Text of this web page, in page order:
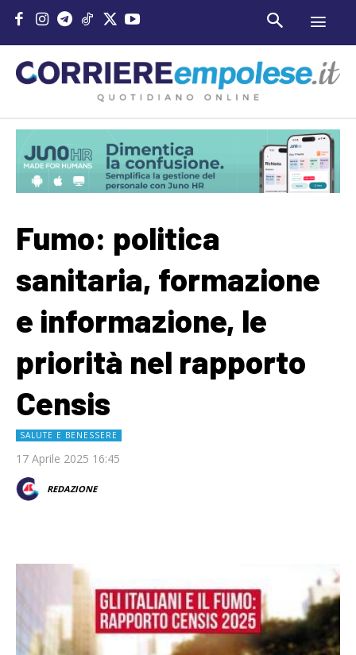
Fumo: politica
sanitaria, formazione
e informazione, le
priorità nel rapporto
Censis
SALUTE E BENESSERE
17 Aprile 2025 16:45
REDAZIONE